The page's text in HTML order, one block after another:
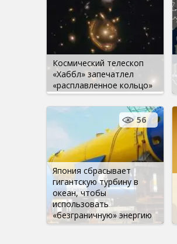
Космический телескоп
«Хаббл» запечатлел
«расплавленное кольцо»
Япония сбрасывает
гигантскую турбину в
океан, чтобы
использовать
«безграничную» энергию
56